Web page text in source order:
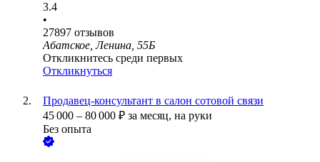
3.4
•
27897 отзывов
Абатское, Ленина, 55Б
Откликнитесь среди первых
Откликнуться
Продавец-консультант в салон сотовой связи
45 000 – 80 000 ₽ за месяц, на руки
Без опыта